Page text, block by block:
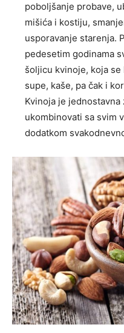
poboljšanje probave,
mišića i kostiju,
usporavanje starenja.
pedesetim godinama
šoljicu kvinoje, koja se
supe, kaše, pa čak i
Kvinoja je
ukombinovati sa svim
dodatkom